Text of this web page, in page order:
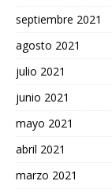
septiembre 2021
agosto 2021
julio 2021
junio 2021
mayo 2021
abril 2021
marzo 2021